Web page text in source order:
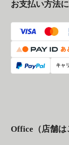
お支払い方法
キャ
Office（店舗は